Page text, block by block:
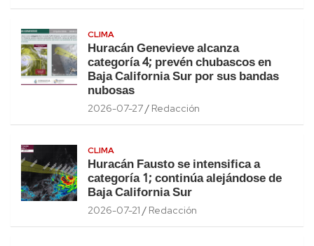
CLIMA
Huracán Genevieve alcanza
categoría 4; prevén chubascos en
Baja California Sur por sus bandas
nubosas
2026-07-27 Redacción
CLIMA
Huracán Fausto se intensifica a
categoría 1; continúa alejándose de
Baja California Sur
2026-07-21 Redacción